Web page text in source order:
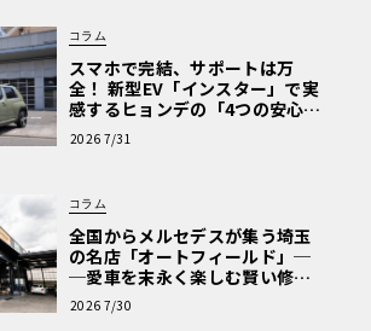
コラム
スマホで完結、サポートは万
全！ 新型EV「インスター」で実
感するヒョンデの「4つの安心」
【第1回・ヒョンデ6つの疑問：
Why? Hyundai?】〈PR〉
2026 7/31
コラム
全国からメルセデスが集う埼玉
の名店「オートフィールド」─
─愛車を末永く楽しむ賢い修理
術と、プロがフックス製オイル
を選ぶ理由〈PR〉
2026 7/30